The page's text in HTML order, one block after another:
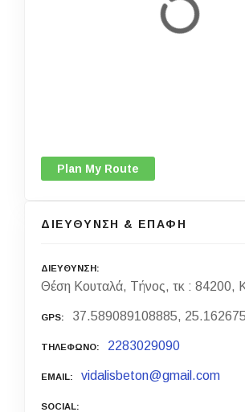
Plan My Route
ΔΙΕΥΘΥΝΣΗ & ΕΠΑΦΗ
ΔΙΕΥΘΥΝΣΗ
Θέση Κουταλά, Τήνος, τκ : 84200,
GPS 37.589089108885,
ΤΗΛΕΦΩΝΟ 2283029090
EMAIL vidalisbeton@gmail.com
SOCIAL